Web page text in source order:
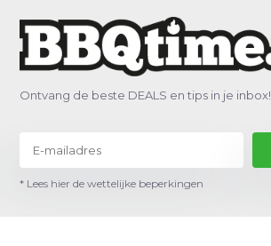
Ontvang de beste DEALS en tips in je inbox!
* Lees hier de wettelijke beperkingen